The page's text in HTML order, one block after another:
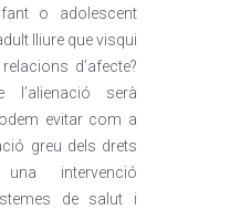
o adolescent
lliure que visqui
d’afecte?
l’alienació serà
evitar com a
greu dels drets
intervenció
de salut i